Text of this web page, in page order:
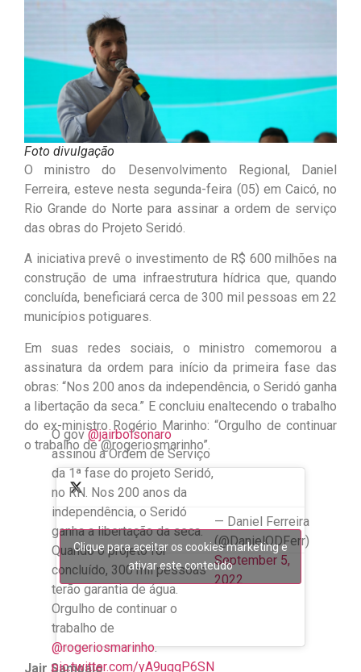
Foto divulgação
O ministro do Desenvolvimento Regional, Daniel
Ferreira, esteve nesta segunda-feira (05) em Caicó, no
Rio Grande do Norte para assinar a ordem de serviço
das obras do Projeto Seridó.
A iniciativa prevê o investimento de R$ 600 milhões na
construção de uma infraestrutura hídrica que, quando
concluída, beneficiará cerca de 300 mil pessoas em 22
municípios potiguares.
Em suas redes sociais, o ministro comemorou a
assinatura da ordem para início da primeira fase das
obras: “Nos 200 anos da independência, o Seridó ganha
a libertação da seca.” E concluiu enaltecendo o trabalho
do ex-ministro Rogério Marinho: “Orgulho de continuar
o trabalho de @rogeriosmarinho”.
O gov@jairbolsonaro
assinou a Ordem de Serviço
da 1ª fase do projeto Seridó,
no RN. Nos 200 anos da
independência, o Seridó
ganha a libertação da seca.
Quando o projeto for
concluído, 300 mil pessoas
terão garantia de água.
Orgulho de continuar o
trabalho de
@rogeriosmarinho.
pic.twitter.com/yA9uqgP6SN
— Daniel Ferreira
(@DanielODFerr)
September 5,
2022
Clique para aceitar os cookies marketing e
ativar este conteúdo
Jair Sampaio